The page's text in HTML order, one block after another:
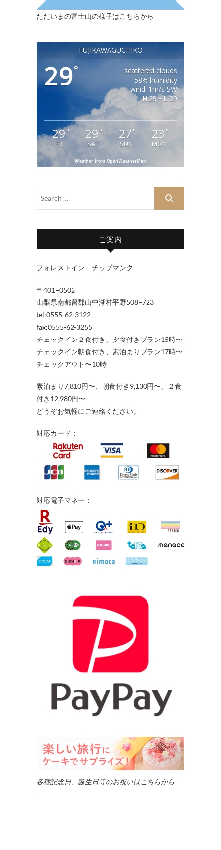
ただいまの富士山の様子はこちらから
FUJIKAWAGUCHIKO
29°
scattered clouds
58% humidity
wind: 1m/s SW
H 29 • L 29
29 °
FRI
29 °
SAT
27°
SUN
23 °
MON
Weather from OpenWeatherMap
ご案内
フォレストイン チップマンク
〒401−0502
山梨県南都留郡山中湖村平野508−723
tel:0555-62-3122
fax:0555-62-3255
チェックイン２食付き、夕食付きプラン15時〜
チェックイン朝食付き、素泊まりプラン17時〜
チェックアウト〜10時
素泊まり7,810円〜、朝食付き9,130円〜、２食
付き12,980円〜
どうぞお気軽にご連絡ください。
対応カード：
対応電子マネー：
各種記念日、誕生日等のお祝いはこちらから